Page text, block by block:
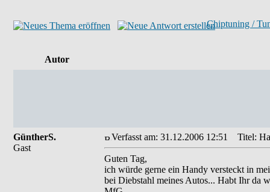
Chiptuning /
Autor
GüntherS.
Gast
Verfasst am: 31.12.2006 12:51 Titel:
Guten Tag,
ich würde gerne ein Handy versteckt in
bei Diebstahl meines Autos... Habt Ihr da